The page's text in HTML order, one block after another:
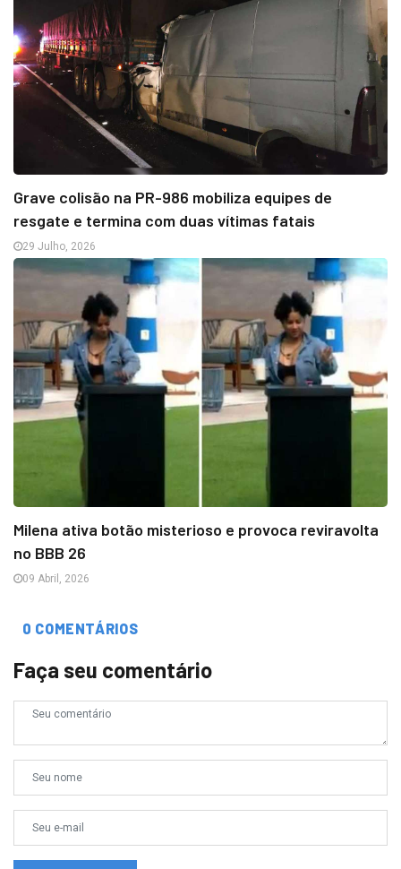
Grave colisão na PR-986 mobiliza equipes de
resgate e termina com duas vítimas fatais
29 Julho, 2026
Milena ativa botão misterioso e provoca reviravolta
no BBB 26
09 Abril, 2026
0 COMENTÁRIOS
Faça seu comentário